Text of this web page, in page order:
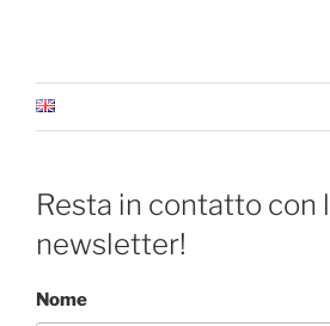
Resta in contatto con
newsletter!
Nome